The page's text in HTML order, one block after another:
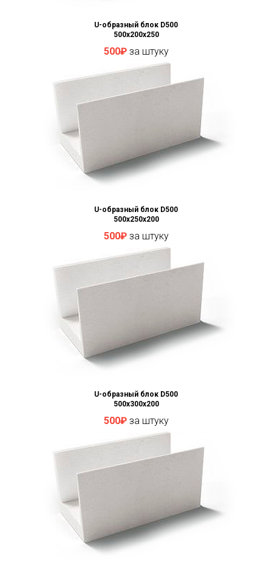
U-образный блок D500
500x200x250
500₽за штуку
U-образный блок D500
500x250x200
500₽за штуку
U-образный блок D500
500x300x200
500₽за штуку